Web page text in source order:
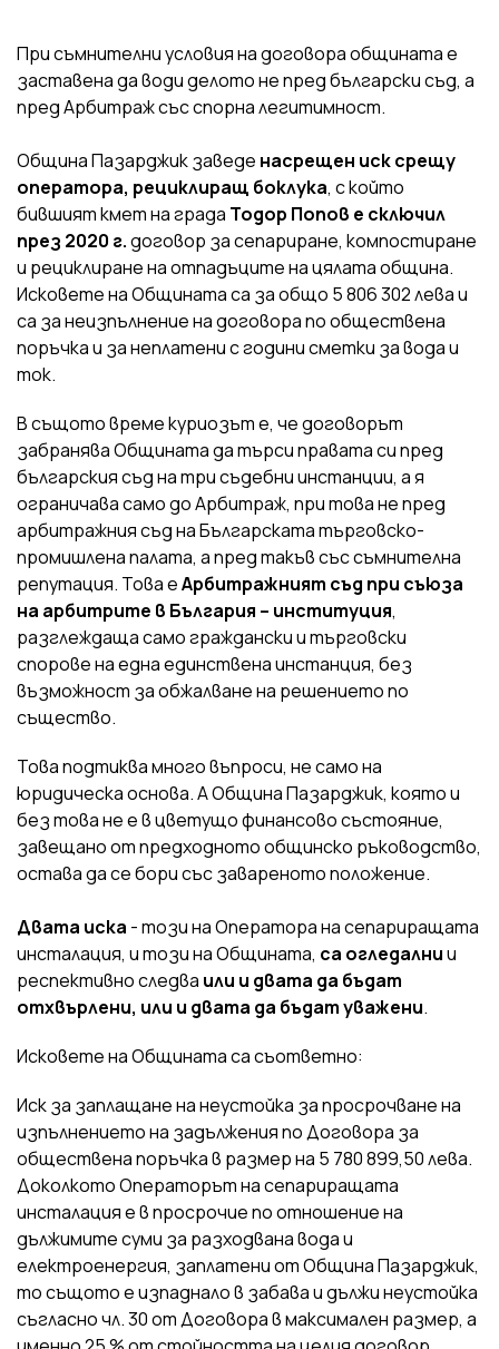
При съмнителни условия на договора общината е
заставена да води делото не пред български съд, а
пред Арбитраж със спорна легитимност.
Община Пазарджик заведе насрещен иск срещу
оператора, рециклиращ боклука, с който
бившият кмет на града Тодор Попов е сключил
през 2020 г.договор за сепариране, компостиране
и рециклиране на отпадъците на цялата община.
Исковете на Общината са за общо 5 806 302 лева и
са за неизпълнение на договора по обществена
поръчка и за неплатени с години сметки за вода и
ток.
В същото време куриозът е, че договорът
забранява Общината да търси правата си пред
българския съд на три съдебни инстанции, а я
ограничава само до Арбитраж, при това не пред
арбитражния съд на Българската търговско-
промишлена палата, а пред такъв със съмнителна
репутация. Това еАрбитражният съд при съюза
на арбитрите в България – институция,
разглеждаща само граждански и търговски
спорове на една единствена инстанция, без
възможност за обжалване на решението по
същество.
Това подтиква много въпроси, не само на
юридическа основа. А Община Пазарджик, която и
без това не е в цветущо финансово състояние,
завещано от предходното общинско ръководство,
остава да се бори със завареното положение.
Двата иска - този на Оператора на сепариращата
инсталация, и този на Общината, са огледалнии
респективно следва или и двата да бъдат
отхвърлени, или и двата да бъдат уважени.
Исковете на Общината са съответно:
Иск за заплащане на неустойка за просрочване на
изпълнението на задължения по Договора за
обществена поръчка в размер на 5 780 899,50 лева.
Доколкото Операторът на сепариращата
инсталация е в просрочие по отношение на
дължимите суми за разходвана вода и
електроенергия, заплатени от Община Пазарджик,
то същото е изпаднало в забава и дължи неустойка
съгласно чл. 30 от Договора в максимален размер, а